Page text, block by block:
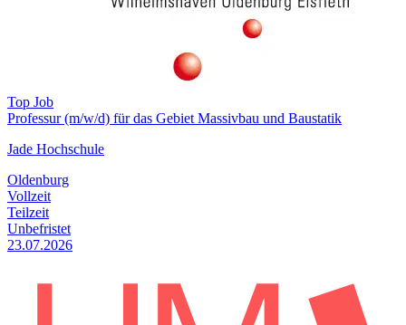
Top Job
Professur (m/w/d) für das Gebiet Massivbau und Baustatik
Jade Hochschule
Oldenburg
Vollzeit
Teilzeit
Unbefristet
23.07.2026